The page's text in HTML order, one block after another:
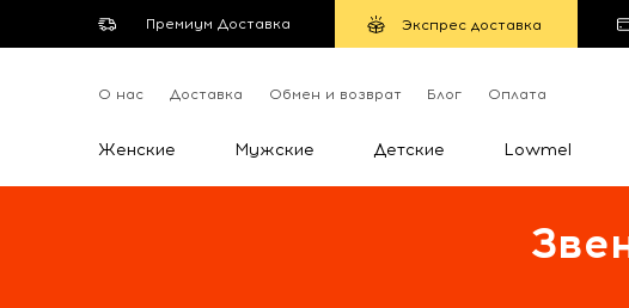
Премиум Доставка Экспрес доставка
О нас Доставка Обмен и возврат Блог Оплата
Женские Мужские Детские Lowmel